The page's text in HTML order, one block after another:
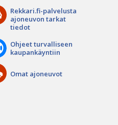
Rekkari.fi-palvelusta
ajoneuvon tarkat
tiedot
Ohjeet turvalliseen
kaupankäyntiin
Omat ajoneuvot